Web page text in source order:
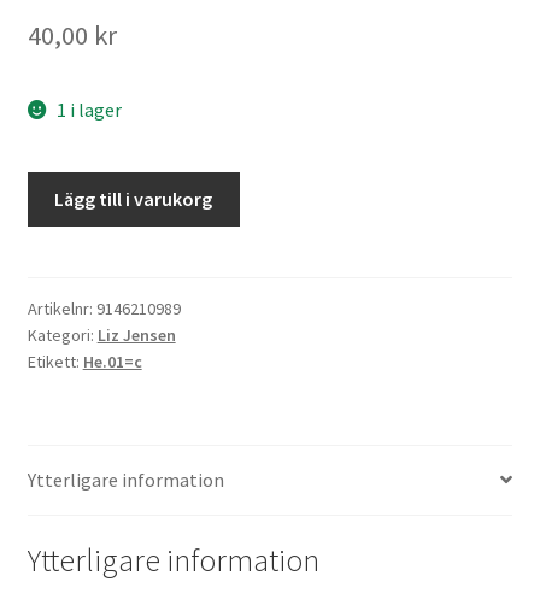
40,00 kr
1 i lager
mängd
Lägg till i varukorg
Artikelnr: 9146210989
Kategori: Liz Jensen
Etikett: He.01=c
Ytterligare information
Ytterligare information